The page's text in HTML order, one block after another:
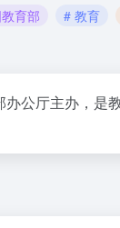
育部 # 教育
公厅主办，是